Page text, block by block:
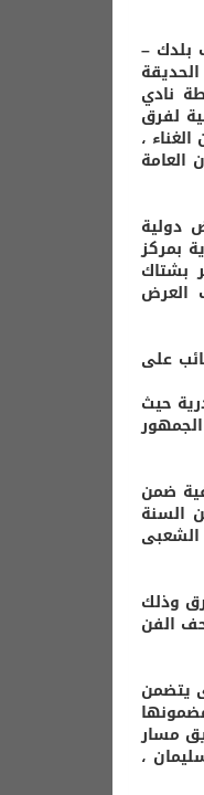
بلدك –
نادي
لفرق
،
العامة
دولية
بمركز
بشتاك
العرض
على
، جمصة ، ١٥ مايو والاسكندرية حيث
ضمن
السنة
الشعبى
وذلك
ومتحف الفن
يتضمن
وتتميز بتنوع مضمونها
مسار
،